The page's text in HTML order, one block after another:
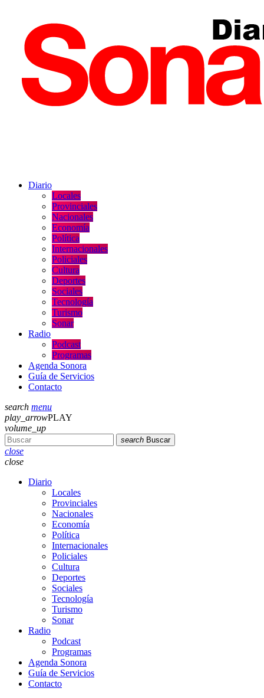
Diario
Locales
Provinciales
Nacionales
Economía
Política
Internacionales
Policiales
Cultura
Deportes
Sociales
Tecnología
Turismo
Sonar
Radio
Podcast
Programas
Agenda Sonora
Guía de Servicios
Contacto
search menu
play_arrowPLAY
volume_up
search Buscar
close
close
Diario
Locales
Provinciales
Nacionales
Economía
Política
Internacionales
Policiales
Cultura
Deportes
Sociales
Tecnología
Turismo
Sonar
Radio
Podcast
Programas
Agenda Sonora
Guía de Servicios
Contacto